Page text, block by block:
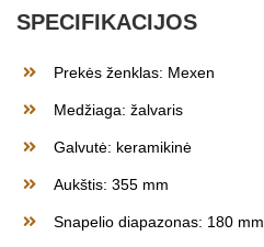
SPECIFIKACIJOS
Prekės ženklas: Mexen
Medžiaga: žalvaris
Galvutė: keramikinė
Aukštis: 355 mm
Snapelio diapazonas: 180 mm